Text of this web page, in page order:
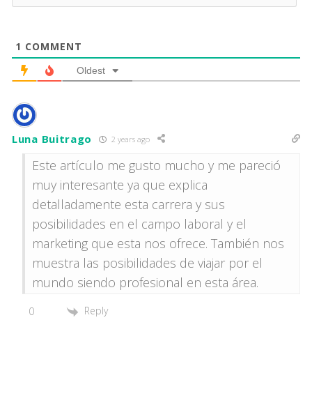
1 COMMENT
Oldest
Luna Buitrago 2 years ago
Este artículo me gusto mucho y me pareció
muy interesante ya que explica
detalladamente esta carrera y sus
posibilidades en el campo laboral y el
marketing que esta nos ofrece. También nos
muestra las posibilidades de viajar por el
mundo siendo profesional en esta área.
0 Reply